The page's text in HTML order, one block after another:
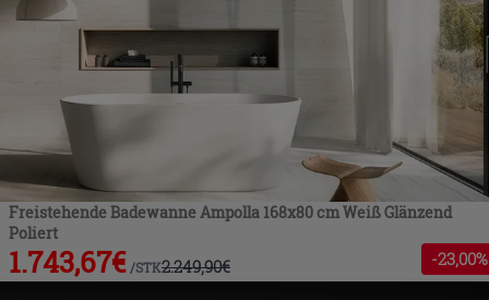
Freistehende Badewanne Ampolla 168x80 cm Weiß Glänzend
Poliert
1.743,67€ /STK2.249,90€ -23,00%